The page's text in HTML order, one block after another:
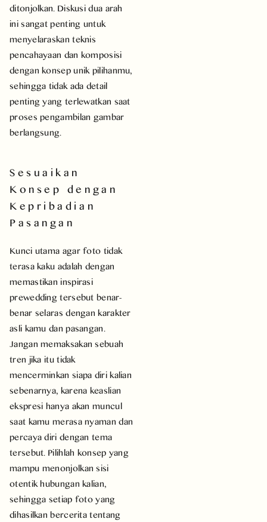
ditonjolkan. Diskusi dua arah
ini sangat penting untuk
menyelaraskan teknis
pencahayaan dan komposisi
dengan konsep unik pilihanmu,
sehingga tidak ada detail
penting yang terlewatkan saat
proses pengambilan gambar
berlangsung.
Sesuaikan
Konsep dengan
Kepribadian
Pasangan
Kunci utama agar foto tidak
terasa kaku adalah dengan
memastikan inspirasi
prewedding tersebut benar-
benar selaras dengan karakter
asli kamu dan pasangan.
Jangan memaksakan sebuah
tren jika itu tidak
mencerminkan siapa diri kalian
sebenarnya, karena keaslian
ekspresi hanya akan muncul
saat kamu merasa nyaman dan
percaya diri dengan tema
tersebut. Pilihlah konsep yang
mampu menonjolkan sisi
otentik hubungan kalian,
sehingga setiap foto yang
dihasilkan bercerita tentang